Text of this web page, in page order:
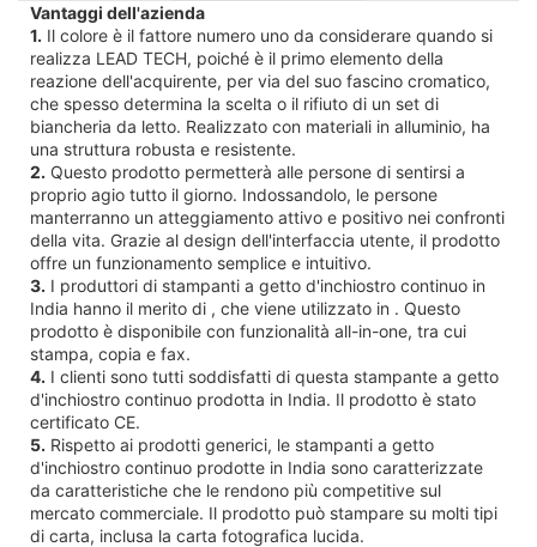
Vantaggi dell'azienda
1. Il colore è il fattore numero uno da considerare quando si
realizza LEAD TECH, poiché è il primo elemento della
reazione dell'acquirente, per via del suo fascino cromatico,
che spesso determina la scelta o il rifiuto di un set di
biancheria da letto. Realizzato con materiali in alluminio, ha
una struttura robusta e resistente.
2. Questo prodotto permetterà alle persone di sentirsi a
proprio agio tutto il giorno. Indossandolo, le persone
manterranno un atteggiamento attivo e positivo nei confronti
della vita. Grazie al design dell'interfaccia utente, il prodotto
offre un funzionamento semplice e intuitivo.
3. I produttori di stampanti a getto d'inchiostro continuo in
India hanno il merito di , che viene utilizzato in . Questo
prodotto è disponibile con funzionalità all-in-one, tra cui
stampa, copia e fax.
4. I clienti sono tutti soddisfatti di questa stampante a getto
d'inchiostro continuo prodotta in India. Il prodotto è stato
certificato CE.
5. Rispetto ai prodotti generici, le stampanti a getto
d'inchiostro continuo prodotte in India sono caratterizzate
da caratteristiche che le rendono più competitive sul
mercato commerciale. Il prodotto può stampare su molti tipi
di carta, inclusa la carta fotografica lucida.